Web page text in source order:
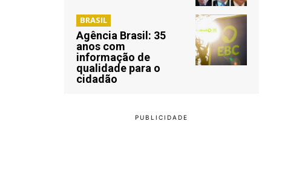
BRASIL
Agência Brasil: 35
anos com
informação de
qualidade para o
cidadão